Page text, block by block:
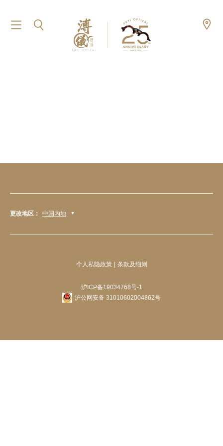
更改地区： 中国内地
个人私隐政策 条款及细则
沪ICP备19034768号-1
沪公网安备 31010602004862号